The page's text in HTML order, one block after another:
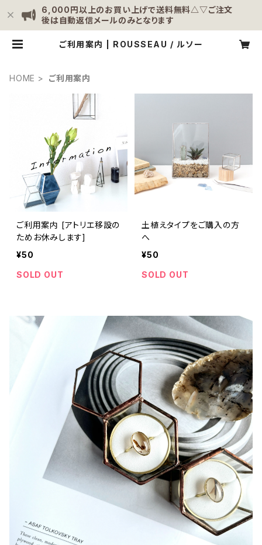
6,000円以上のお買い上げで送料無料△▽ご注文
後は自動返信メールのみとなります
ご利用案内 | ROUSSEAU / ルソー
HOME ご利用案内
ご利用案内 [アトリエ移設の
ためお休みします]
¥50
SOLD OUT
土植えタイプをご購入の方
へ
¥50
SOLD OUT